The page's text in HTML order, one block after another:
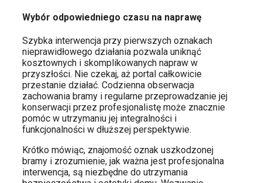
Wybór odpowiedniego czasu na naprawę
Szybka interwencja przy pierwszych oznakach
nieprawidłowego działania pozwala uniknąć
kosztownych i skomplikowanych napraw w
przyszłości. Nie czekaj, aż portal całkowicie
przestanie działać. Codzienna obserwacja
zachowania bramy i regularne przeprowadzanie jej
konserwacji przez profesjonalistę może znacznie
pomóc w utrzymaniu jej integralności i
funkcjonalności w dłuższej perspektywie.
Krótko mówiąc, znajomość oznak uszkodzonej
bramy i zrozumienie, jak ważna jest profesjonalna
interwencja, są niezbędne do utrzymania